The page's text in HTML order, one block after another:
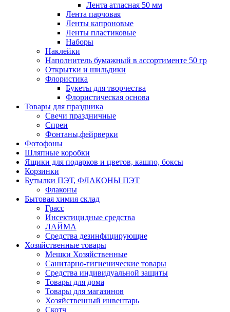
Лента атласная 50 мм
Лента парчовая
Ленты капроновые
Ленты пластиковые
Наборы
Наклейки
Наполнитель бумажный в ассортименте 50 гр
Открытки и шильдики
Флористика
Букеты для творчества
Флористическая основа
Товары для праздника
Свечи праздничные
Спреи
Фонтаны,фейрверки
Фотофоны
Шляпные коробки
Ящики для подарков и цветов, кашпо, боксы
Корзинки
Бутылки ПЭТ, ФЛАКОНЫ ПЭТ
Флаконы
Бытовая химия склад
Грасс
Инсектицидные средства
ЛАЙМА
Средства дезинфицирующие
Хозяйственные товары
Мешки Хозяйственные
Санитарно-гигиенические товары
Средства индивидуальной защиты
Товары для дома
Товары для магазинов
Хозяйственный инвентарь
Скотч